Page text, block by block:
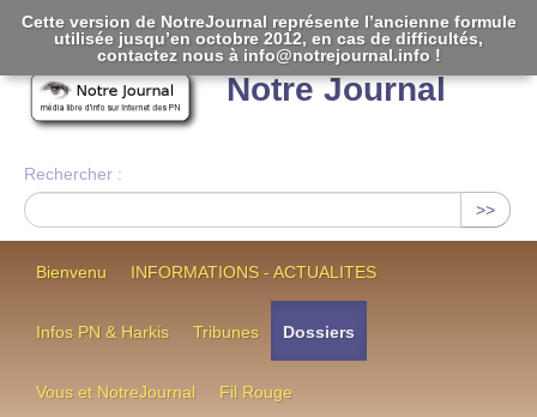
Notre Journal
Rechercher :
>>
Bienvenu INFORMATIONS - ACTUALITES
Infos PN & Harkis Tribunes Dossiers
Vous et NotreJournal Fil Rouge
Cette version de NotreJournal représente l’ancienne formule
utilisée jusqu’en octobre 2012, en cas de difficultés,
contactez nous à info@notrejournal.info !